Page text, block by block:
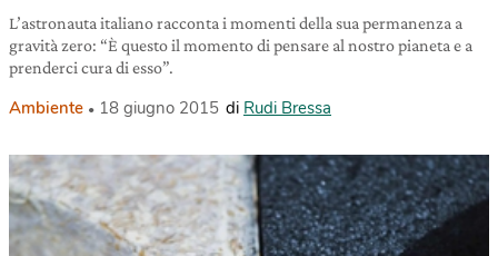
L’astronauta italiano racconta i momenti della sua permanenza a
gravità zero: “È questo il momento di pensare al nostro pianeta e a
prenderci cura di esso”.
Ambiente 18 giugno 2015 di Rudi Bressa